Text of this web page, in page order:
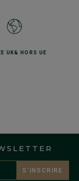
UK& HORS UE
S’INSCRIRE